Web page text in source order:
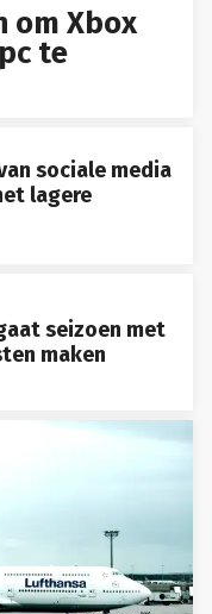
om Xbox
te
sociale media
lagere
gaat seizoen met
maken